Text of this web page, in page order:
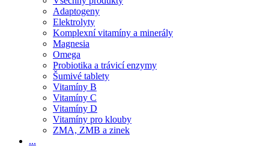
Adaptogeny
Elektrolyty
Komplexní vitamíny a minerály
Magnesia
Omega
Probiotika a trávicí enzymy
Šumivé tablety
Vitamíny B
Vitamíny C
Vitamíny D
Vitamíny pro klouby
ZMA, ZMB a zinek
...